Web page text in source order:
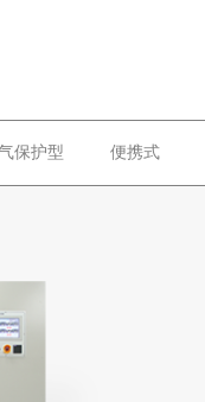
保护型 便携式